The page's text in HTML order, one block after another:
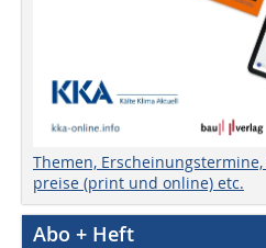
Themen,
preise (print und online) etc.
Abo + Heft